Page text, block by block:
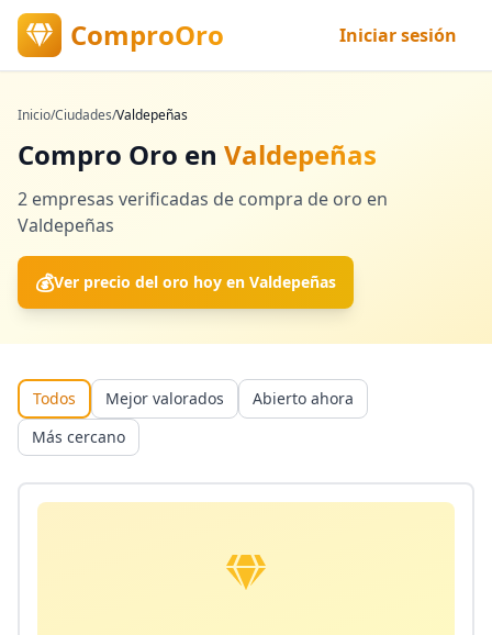
ComproOro Iniciar sesión
Inicio/Ciudades/Valdepeñas
Compro Oro en Valdepeñas
2 empresas verificadas de compra de oro en
Valdepeñas
💰Ver precio del oro hoy en Valdepeñas
Todos Mejor valorados
Abierto ahora
Más cercano